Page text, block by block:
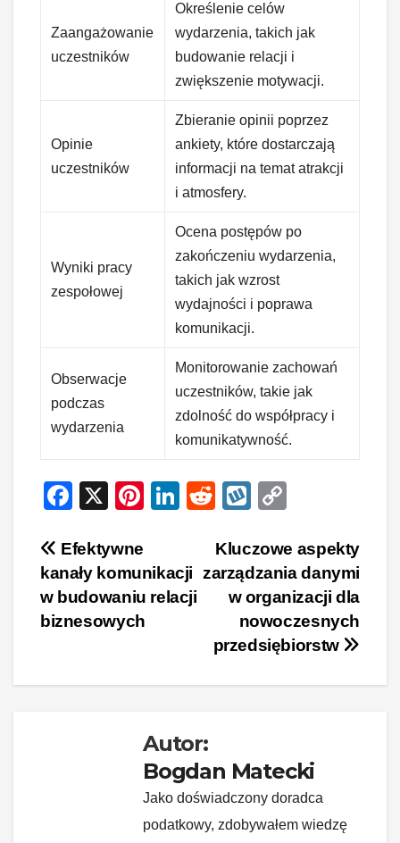
Zaangażowanie
uczestników
Określenie celów
wydarzenia, takich jak
budowanie relacji i
zwiększenie motywacji.
Opinie
uczestników
Zbieranie opinii poprzez
ankiety, które dostarczają
informacji na temat atrakcji
i atmosfery.
Wyniki pracy
zespołowej
Ocena postępów po
zakończeniu wydarzenia,
takich jak wzrost
wydajności i poprawa
komunikacji.
Obserwacje
podczas
wydarzenia
Monitorowanie zachowań
uczestników, takie jak
zdolność do współpracy i
komunikatywność.
F
c
e
b
k
X
Pi
e
st
Li
e
dI
R
d
di
W
o
p
p
y
Li
n
Nawigacja
wpisu
Kluczowe aspekty
zarządzania danymi
w organizacji dla
nowoczesnych
przedsiębiorstw
Efektywne
kanały komunikacji
w budowaniu relacji
biznesowych
Autor:
Bogdan Matecki
Jako doświadczony doradca
podatkowy, zdobywałem wiedzę